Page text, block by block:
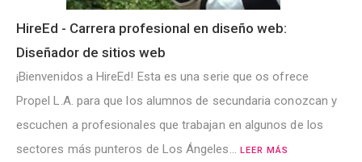
HireEd - Carrera profesional en diseño web:
Diseñador de sitios web
¡Bienvenidos a HireEd! Esta es una serie que os ofrece
Propel L.A. para que los alumnos de secundaria conozcan y
escuchen a profesionales que trabajan en algunos de los
sectores más punteros de Los Ángeles…
LEER MÁS